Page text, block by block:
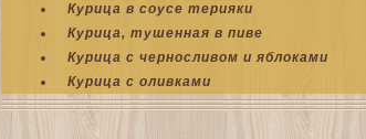
Курица в соусе терияки
Курица, тушенная в пиве
Курица с черносливом и яблоками
Курица с оливками